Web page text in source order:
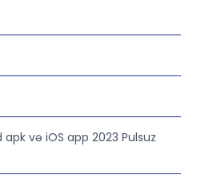
apk və iOS app 2023 Pulsuz